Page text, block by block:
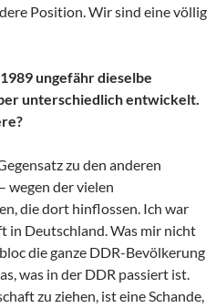
Position. Wir sind eine völlig
ungefähr dieselbe
unterschiedlich entwickelt.
zu den anderen
wegen der vielen
die dort hinflossen. Ich war
in Deutschland. Was mir nicht
die ganze DDR-Bevölkerung
was in der DDR passiert ist.
zu ziehen, ist eine Schande,